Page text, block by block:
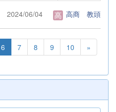
2024/06/04 高商 教頭
6 7 8 9 10 »